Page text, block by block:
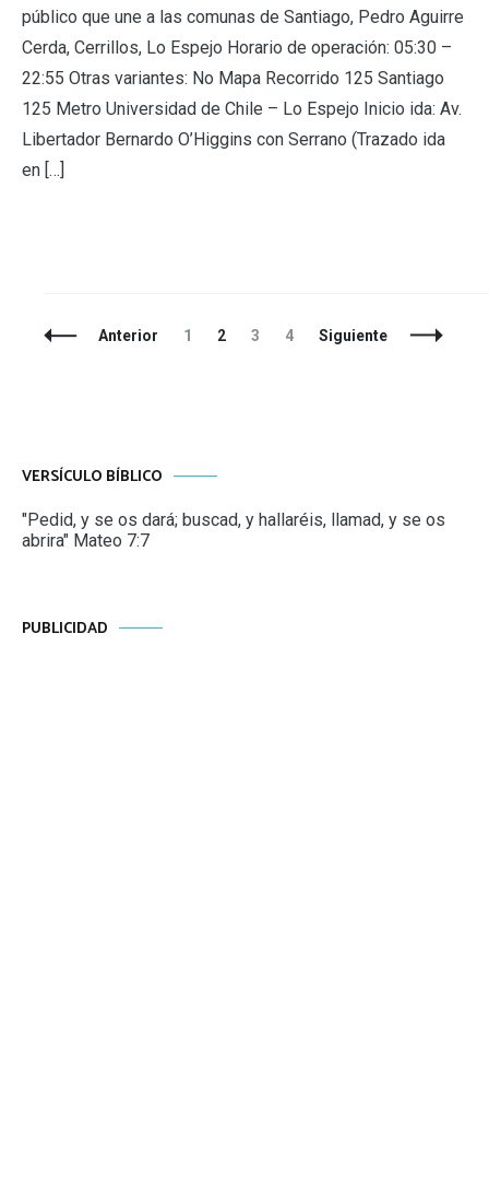
público que une a las comunas de Santiago, Pedro Aguirre
Cerda, Cerrillos, Lo Espejo Horario de operación: 05:30 –
22:55 Otras variantes: No Mapa Recorrido 125 Santiago
125 Metro Universidad de Chile – Lo Espejo Inicio ida: Av.
Libertador Bernardo O’Higgins con Serrano (Trazado ida
en […]
NavegaciónAnterior Página
1 Página
2 Página
3 Página
4 Siguiente
VERSÍCULO BÍBLICO
"Pedid, y se os dará; buscad, y hallaréis, llamad, y se os
abrira" Mateo 7:7
PUBLICIDAD